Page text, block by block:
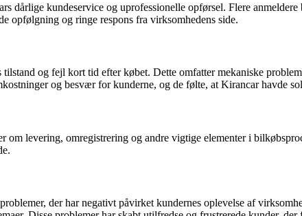
dårlige kundeservice og uprofessionelle opførsel. Flere
opfølgning og ringe respons fra virksomhedens side.
og fejl kort tid efter købet. Dette omfatter mekaniske
og besvær for kunderne, og de følte, at Kirancar havde
levering, omregistrering og andre vigtige elementer i
der har negativt påvirket kundernes oplevelse af